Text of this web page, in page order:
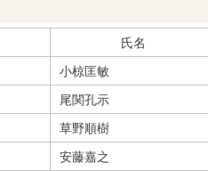
氏名
小椋匡敏
尾関孔示
草野順樹
安藤嘉之